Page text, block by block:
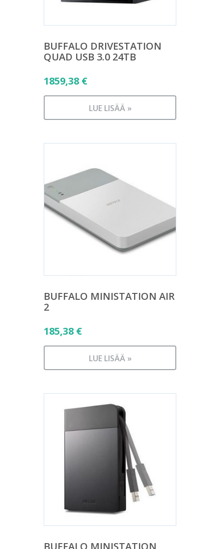
BUFFALO DRIVESTATION
QUAD USB 3.0 24TB
1859,38 €
LUE LISÄÄ »
BUFFALO MINISTATION AIR
2
185,38 €
LUE LISÄÄ »
BUFFALO MINISTATION